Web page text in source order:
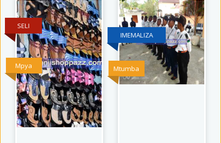
Mpya
SELI
Mtumba
IMEMALIZA